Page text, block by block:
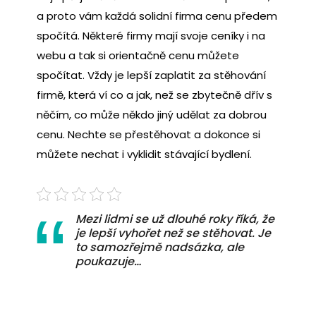
a proto vám každá solidní firma cenu předem
spočítá. Některé firmy mají svoje ceníky i na
webu a tak si orientačně cenu můžete
spočítat. Vždy je lepší zaplatit za stěhování
firmě, která ví co a jak, než se zbytečně dřív s
něčím, co může někdo jiný udělat za dobrou
cenu. Nechte se přestěhovat a dokonce si
můžete nechat i vyklidit stávající bydlení.
Mezi lidmi se už dlouhé roky říká, že
je lepší vyhořet než se stěhovat. Je
to samozřejmě nadsázka, ale
poukazuje…